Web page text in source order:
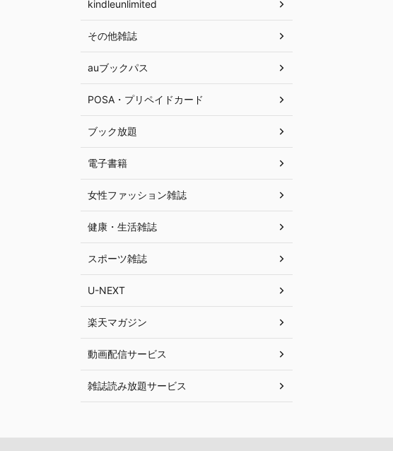
kindleunlimited
その他雑誌
auブックパス
POSA・プリペイドカード
ブック放題
電子書籍
女性ファッション雑誌
健康・生活雑誌
スポーツ雑誌
U-NEXT
楽天マガジン
動画配信サービス
雑誌読み放題サービス